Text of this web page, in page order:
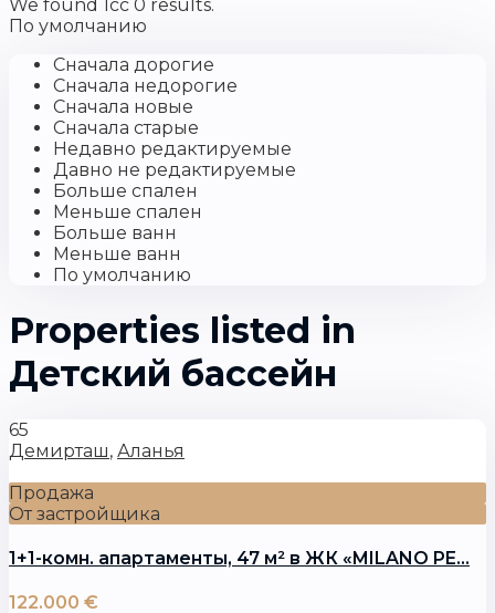
We found 1cc 0 results.
По умолчанию
Сначала дорогие
Сначала недорогие
Сначала новые
Сначала старые
Недавно редактируемые
Давно не редактируемые
Больше спален
Меньше спален
Больше ванн
Меньше ванн
По умолчанию
Properties listed in
Детский бассейн
65
Демирташ, Аланья
Продажа
От застройщика
1+1-комн. апартаменты, 47 м² в ЖК «MILANO PE...
122.000 €